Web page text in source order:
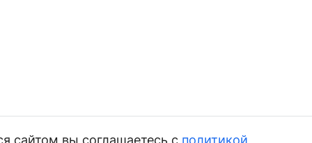
сайтом вы соглашаетесь с политикой